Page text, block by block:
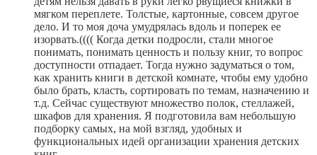
мягком переплете. Толстые, картонные, совсем другое
дело. И то моя доча умудрялась вдоль и поперек ее
изорвать.(((( Когда детки подросли, стали многое
понимать, понимать ценность и пользу книг, то вопрос
доступности отпадает. Тогда нужно задуматься о том,
как хранить книги в детской комнате, чтобы ему удобно
было брать, класть, сортировать по темам, назначению и
т.д. Сейчас существуют множество полок, стеллажей,
шкафов для хранения. Я подготовила вам небольшую
подборку самых, на мой взгляд, удобных и
функциональных идей организации хранения детских